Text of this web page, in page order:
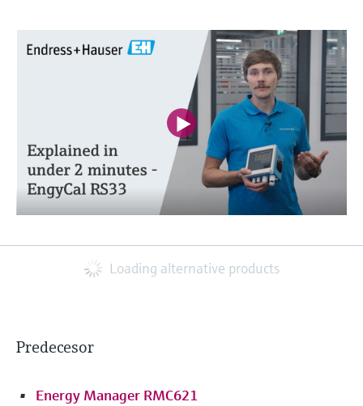
Loading alternative products
Predecesor
Energy Manager RMC621